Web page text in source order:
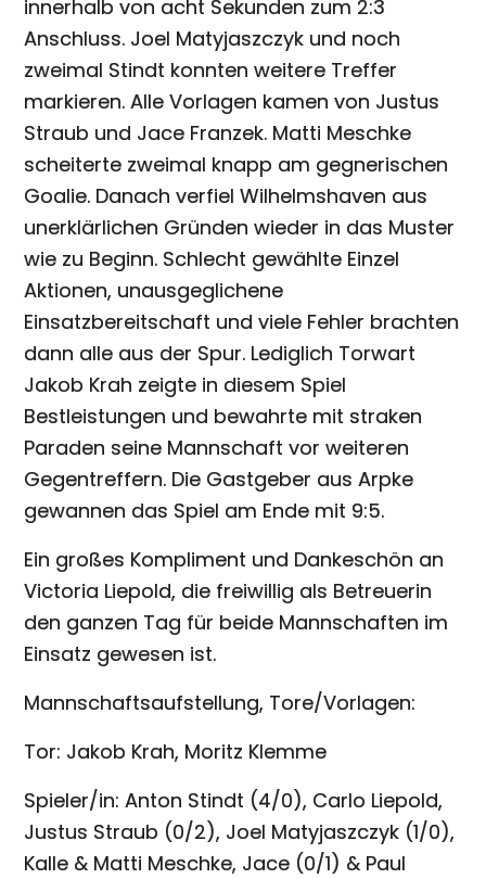
innerhalb von acht Sekunden zum 2:3
Anschluss. Joel Matyjaszczyk und noch
zweimal Stindt konnten weitere Treffer
markieren. Alle Vorlagen kamen von Justus
Straub und Jace Franzek. Matti Meschke
scheiterte zweimal knapp am gegnerischen
Goalie. Danach verfiel Wilhelmshaven aus
unerklärlichen Gründen wieder in das Muster
wie zu Beginn. Schlecht gewählte Einzel
Aktionen, unausgeglichene
Einsatzbereitschaft und viele Fehler brachten
dann alle aus der Spur. Lediglich Torwart
Jakob Krah zeigte in diesem Spiel
Bestleistungen und bewahrte mit straken
Paraden seine Mannschaft vor weiteren
Gegentreffern. Die Gastgeber aus Arpke
gewannen das Spiel am Ende mit 9:5.
Ein großes Kompliment und Dankeschön an
Victoria Liepold, die freiwillig als Betreuerin
den ganzen Tag für beide Mannschaften im
Einsatz gewesen ist.
Mannschaftsaufstellung, Tore/Vorlagen:
Tor: Jakob Krah, Moritz Klemme
Spieler/in: Anton Stindt (4/0), Carlo Liepold,
Justus Straub (0/2), Joel Matyjaszczyk (1/0),
Kalle & Matti Meschke, Jace (0/1) & Paul